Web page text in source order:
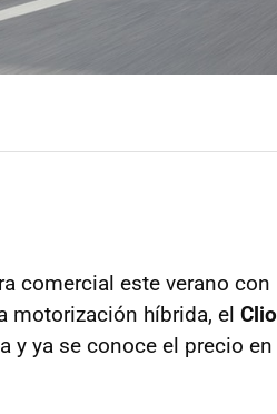
comercial este verano con
motorización híbrida, el Clio
y ya se conoce el precio en